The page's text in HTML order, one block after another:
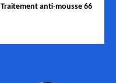
Traitement anti-mousse 66